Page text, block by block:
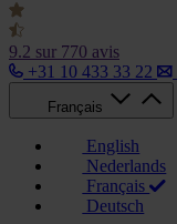
9.2 sur 770 avis
+31 10 433 33 22
Français
English
Nederlands
Français
Deutsch